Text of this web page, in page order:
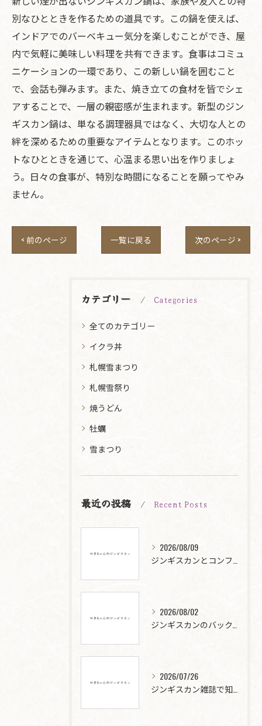
別なひとときを作るための道具です。この鍋を使えば、
インドアでのバーベキュー気分を楽しむことができ、屋
内で気軽に美味しい料理を共有できます。食事はコミュ
ニケーションの一環であり、この新しい鍋を囲むこと
で、会話も弾みます。また、焼き立ての食材を皆でシェ
アすることで、一層の親密感が生まれます。新型のジン
ギスカン鍋は、単なる調理器具ではなく、大切な人との
絆を深めるための重要なアイテムとなります。このホッ
トなひとときを通じて、心温まる思い出を作りましょ
う。日々の食事が、特別な時間になることを願ってやみ
ません。
< 前のページ 一覧に戻る 次のページ >
カテゴリー Categories
全てのカテゴリー
イクラ丼
札幌雪まつり
札幌雪祭り
焼うどん
牡蠣
雪まつり
最近の投稿 Recent Posts
2026/08/09
2026/08/02
2026/07/26